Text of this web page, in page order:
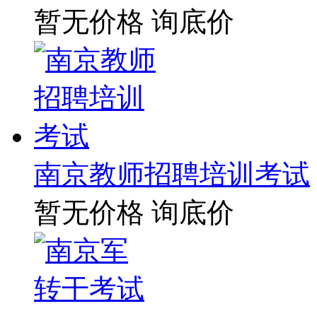
暂无价格 询底价
南京教师招聘培训考试
暂无价格 询底价